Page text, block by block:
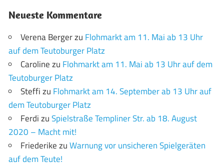
Neueste Kommentare
Verena Bergerzu Flohmarkt am 11. Mai ab 13 Uhr
auf dem Teutoburger Platz
Carolinezu Flohmarkt am 11. Mai ab 13 Uhr auf dem
Teutoburger Platz
Steffizu Flohmarkt am 14. September ab 13 Uhr auf
dem Teutoburger Platz
FerdizuSpielstraße Templiner Str. ab 18. August
2020 – Macht mit!
FriederikezuWarnung vor unsicheren Spielgeräten
auf dem Teute!